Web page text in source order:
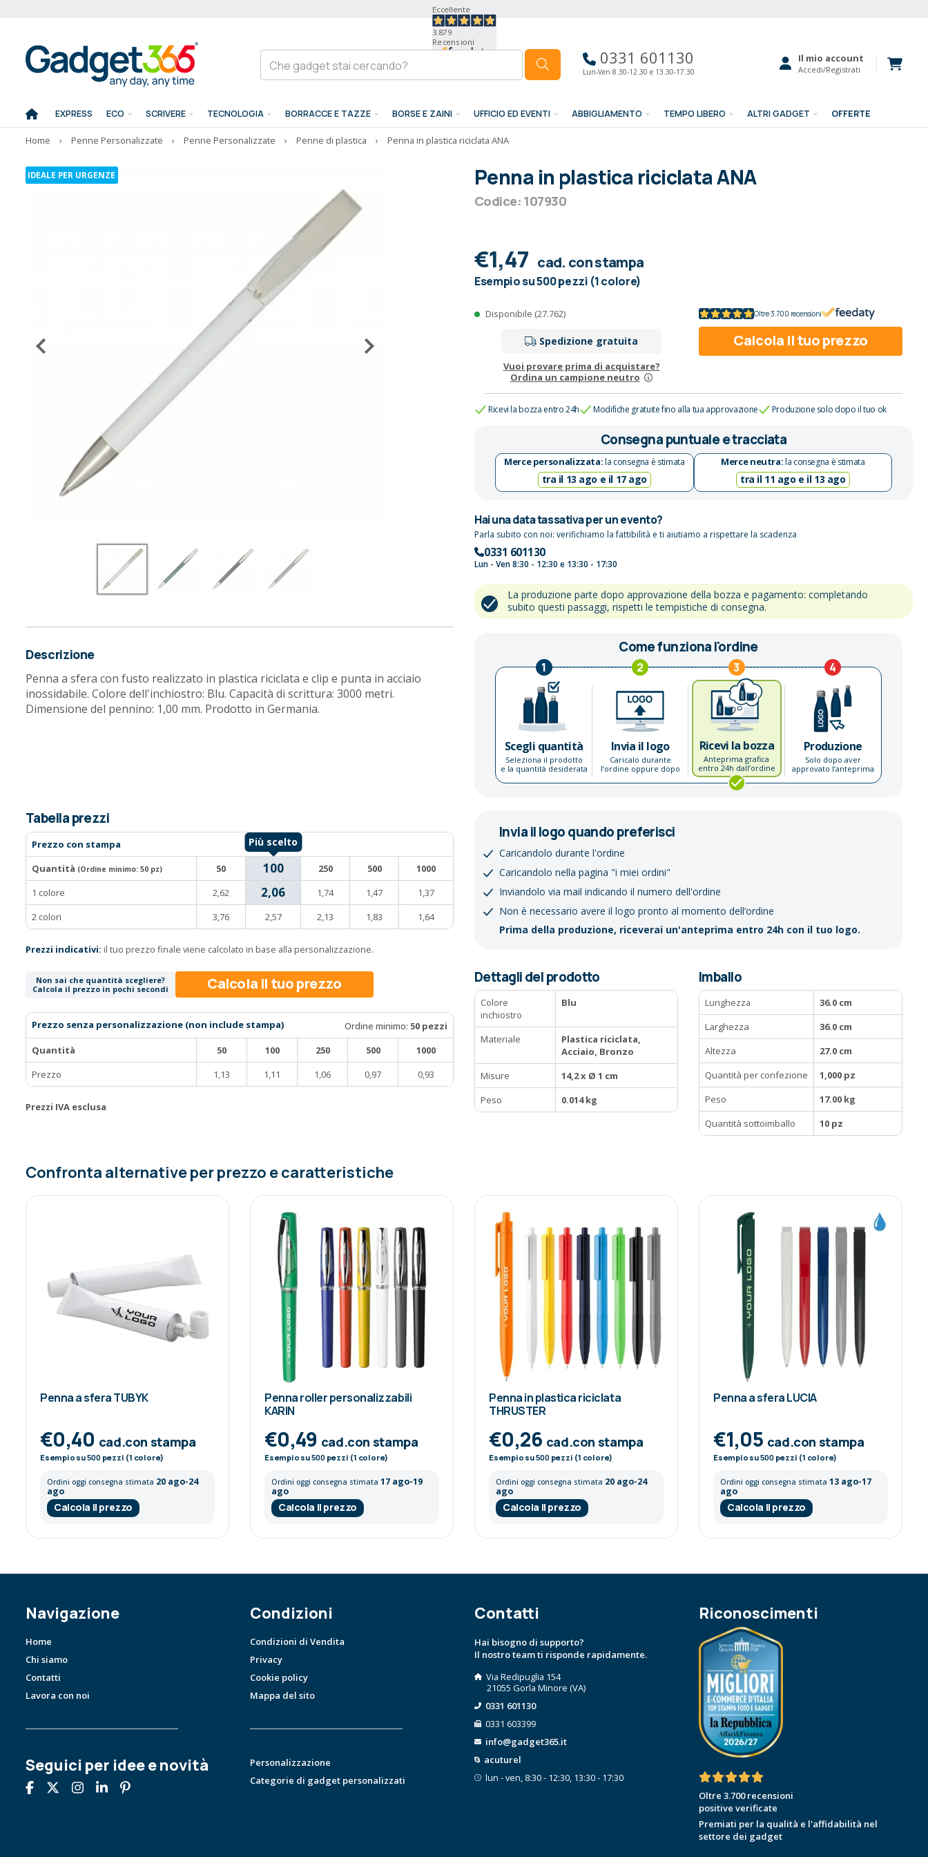
Eccellente
3.879
Recensioni
0331 601130
Lun-Ven 8.30-12.30 e 13.30-17.30
Il mio account
Accedi/Registrati
EXPRESS ECO SCRIVERE TECNOLOGIA BORRACCE E TAZZE BORSE E ZAINI UFFICIO ED EVENTI ABBIGLIAMENTO TEMPO LIBERO ALTRI GADGET OFFERTE
Home › Penne Personalizzate › Penne Personalizzate › Penne di plastica › Penna in plastica riciclata ANA
IDEALE PER URGENZE
Descrizione
Penna a sfera con fusto realizzato in plastica riciclata e clip e punta in acciaio
inossidabile. Colore dell'inchiostro: Blu. Capacità di scrittura: 3000 metri.
Dimensione del pennino: 1,00 mm. Prodotto in Germania.
Penna in plastica riciclata ANA
Codice: 107930
€1,47 cad. con stampa
Esempio su 500 pezzi (1 colore)
Disponibile (27.762)
Spedizione gratuita
Vuoi provare prima di acquistare?
Ordina un campione neutro
Oltre 3.700 recensioni
Calcola il tuo prezzo
Ricevi la bozza entro 24h Modifiche gratuite fino alla tua approvazione Produzione solo dopo il tuo ok
Consegna puntuale e tracciata
Merce personalizzata:la consegna è stimata
tra il 13 ago e il 17 ago
Merce neutra:la consegna è stimata
tra il 11 ago e il 13 ago
Hai una data tassativa per un evento?
Parla subito con noi: verifichiamo la fattibilità e ti aiutiamo a rispettare la scadenza
0331 601130
Lun - Ven 8:30 - 12:30 e 13:30 - 17:30
La produzione parte dopo approvazione della bozza e pagamento: completando
subito questi passaggi, rispetti le tempistiche di consegna.
Come funziona l'ordine
1
Scegli quantità
Seleziona il prodotto
e la quantità desiderata
2
Invia il logo
Caricalo durante
l’ordine oppure dopo
3
Ricevi la bozza
Anteprima grafica
entro 24h dall’ordine
4
Produzione
Solo dopo aver
approvato l’anteprima
Tabella prezzi
Prezzo con stampa
Quantità (Ordine minimo: 50 pz) 50 100 250 500
1000
1 colore
2,62 2,06 1,74 1,47
1,37
2 colori
3,76 2,57 2,13 1,83 1,64
Prezzi indicativi: il tuo prezzo finale viene calcolato in base alla personalizzazione.
Non sai che quantità scegliere?
Calcola il prezzo in pochi secondi
Calcola il tuo prezzo
Prezzo senza personalizzazione (non include stampa) Ordine minimo: 50 pezzi
Quantità
50 100 250 500
1000
Prezzo
1,13 1,11 1,06 0,97 0,93
Prezzi IVA esclusa
Invia il logo quando preferisci
Caricandolo durante l'ordine
Caricandolo nella pagina "i miei ordini"
Inviandolo via mail indicando il numero dell'ordine
Non è necessario avere il logo pronto al momento dell’ordine
Prima della produzione, riceverai un'anteprima entro 24h con il tuo logo.
Dettagli del prodotto
Colore
inchiostro
Blu
Materiale
Plastica riciclata,
Acciaio, Bronzo
Misure
14,2 x Ø 1 cm
Peso
0.014 kg
Imballo
Lunghezza
36.0 cm
Larghezza
36.0 cm
Altezza
27.0 cm
Quantità per confezione
1,000 pz
Peso
17.00 kg
Quantità sottoimballo
10 pz
Confronta alternative per prezzo e caratteristiche
Penna a sfera TUBYK
€0,40 cad.con stampa
Esempio su500pezzi (1 colore)
Ordini oggi consegna stimata 20 ago-24
ago
Calcola il prezzo
Penna roller personalizzabili
KARIN
€0,49 cad.con stampa
Esempio su500pezzi (1 colore)
Ordini oggi consegna stimata 17 ago-19
ago
Calcola il prezzo
Penna in plastica riciclata
THRUSTER
€0,26 cad.con stampa
Esempio su500pezzi (1 colore)
Ordini oggi consegna stimata 20 ago-24
ago
Calcola il prezzo
Penna a sfera LUCIA
€1,05 cad.con stampa
Esempio su500pezzi (1 colore)
Ordini oggi consegna stimata 13 ago-17
ago
Calcola il prezzo
Navigazione
Home
Chi siamo
Contatti
Lavora con noi
Seguici per idee e novità
Condizioni
Condizioni di Vendita
Privacy
Cookie policy
Mappa del sito
Personalizzazione
Categorie di gadget personalizzati
Contatti
Hai bisogno di supporto?
Il nostro team ti risponde rapidamente.
Via Redipuglia 154
21055 Gorla Minore (VA)
0331 601130
0331 603399
info@gadget365.it
acuturel
lun - ven, 8:30 - 12:30, 13:30 - 17:30
Riconoscimenti
Oltre 3.700 recensioni
positive verificate
Premiati per la qualità e l'affidabilità nel
settore dei gadget